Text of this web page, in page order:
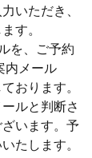
いただき、
す。
を、ご予約
内メール
おります。
ルと判断さ
います。予
たします。